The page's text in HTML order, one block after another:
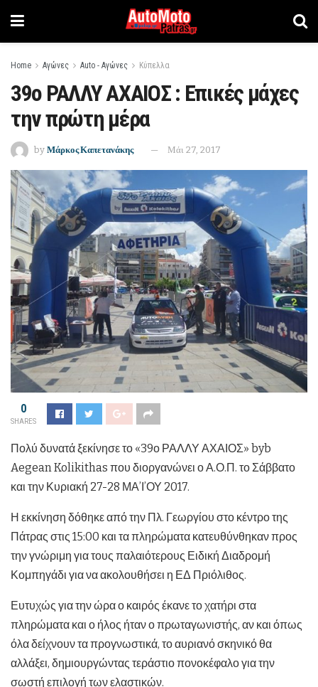
Home Αγώνες Auto - Αγώνες Κύπελλα
39ο ΡΑΛΛΥ ΑΧΑΙΟΣ : Επικές μάχες
την πρώτη μέρα
by Μάρκος Καπετανάκης Μάι 27, 2017
0
SHARES
Πολύ δυνατά ξεκίνησε το «39ο ΡΑΛΛΥ ΑΧΑΙΟΣ» byb
Aegean Kolikithas που διοργανώνει ο Α.Ο.Π. το Σάββατο
και την Κυριακή 27-28 ΜΑ’Ι’ΟΥ 2017.
Η εκκίνηση δόθηκε από την Πλ. Γεωργίου στο κέντρο της
Πάτρας στις 15:00 και τα πληρώματα κατευθύνθηκαν προς
την γνώριμη για τους παλαιότερους Ειδική Διαδρομή
Κομπηγάδι για να ακολουθήσει η ΕΔ Πριόλιθος.
Ευτυχώς για την ώρα ο καιρός έκανε το χατήρι στα
πληρώματα και ο ήλος ήταν ο πρωταγωνιστής, αν και όπως
όλα δείχνουν τα προγνωστικά, το αυριανό σκηνικό θα
αλλάξει, δημιουργώντας τεράστιο πονοκέφαλο για την
σωστή επιλογή των ελαστικών.